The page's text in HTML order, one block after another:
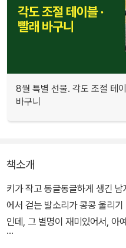
8월 특별 선물. 각도 조절 테
바구니
책소개
키가 작고 동글동글하게 생긴
에서 걷는 발소리가 콩콩 울리
인데, 그 별명이 재미있어서, 아